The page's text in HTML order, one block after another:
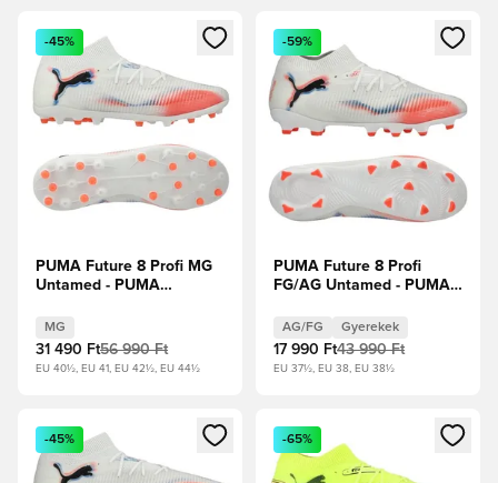
Megnyit egy modált a bejelentkezéshez vagy a tagként
-45%
PUMA Future 8 Profi MG
Untamed - PUMA
piros
MG
31 490 Ft56 990 Ft
EU 40½, EU 41, EU 42½, EU 44½
Megnyit egy modált a
-59%
PUMA Future 8 Profi
FG/AG Untamed - PUMA
piros Gyerek
AG/FG Gyerekek
17 990 Ft43 990 Ft
EU 37½, EU 38, EU 38½
Megnyit egy modált a bejelentkezéshez vagy a tagként
-45%
Megnyit egy modált a
-65%